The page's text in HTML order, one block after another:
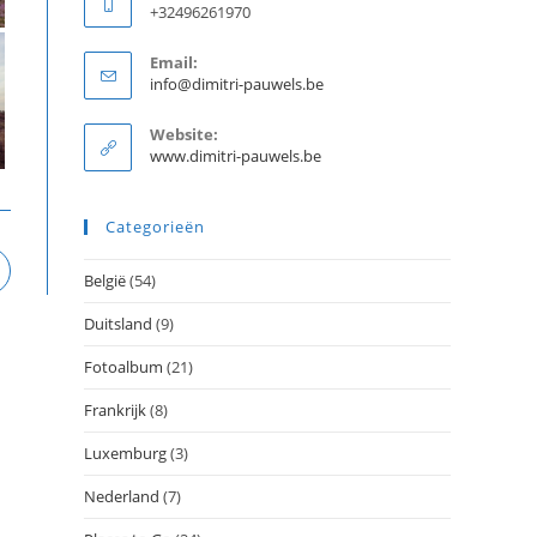
+32496261970
Email:
info@dimitri-pauwels.beOpent
Website:
www.dimitri-pauwels.be
Categorieën
België(54)
Duitsland (9)
Fotoalbum (21)
Frankrijk(8)
Luxemburg(3)
Nederland (7)